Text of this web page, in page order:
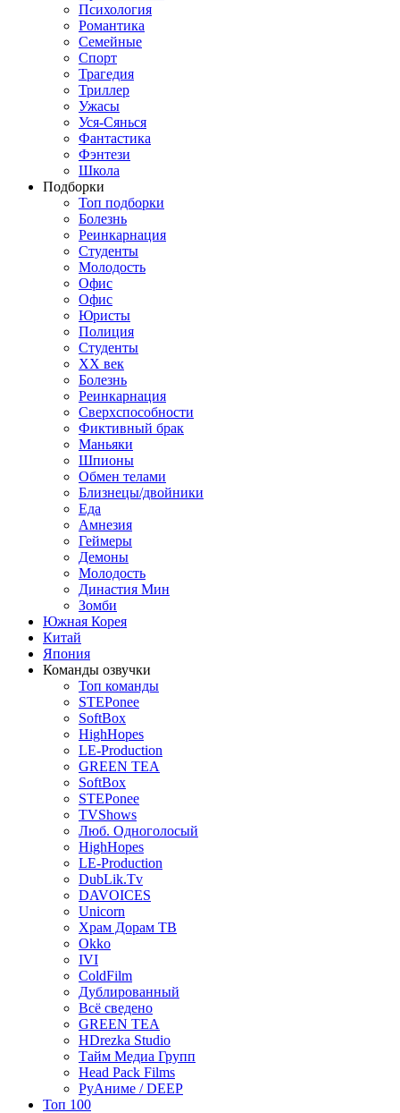
Психология
Романтика
Семейные
Спорт
Трагедия
Триллер
Ужасы
Уся-Сянься
Фантастика
Фэнтези
Школа
Подборки
Топ подборки
Болезнь
Реинкарнация
Студенты
Молодость
Офис
Офис
Юристы
Полиция
Студенты
ХХ век
Болезнь
Реинкарнация
Сверхспособности
Фиктивный брак
Маньяки
Шпионы
Обмен телами
Близнецы/двойники
Еда
Амнезия
Геймеры
Демоны
Молодость
Династия Мин
Зомби
Южная Корея
Китай
Япония
Команды озвучки
Топ команды
STEPonee
SoftBox
HighHopes
LE-Production
GREEN TEA
SoftBox
STEPonee
TVShows
Люб. Одноголосый
HighHopes
LE-Production
DubLik.Tv
DAVOICES
Unicorn
Храм Дорам ТВ
Okko
IVI
ColdFilm
Дублированный
Всё сведено
GREEN TEA
HDrezka Studio
Тайм Медиа Групп
Head Pack Films
РуАниме / DEEP
Топ 100